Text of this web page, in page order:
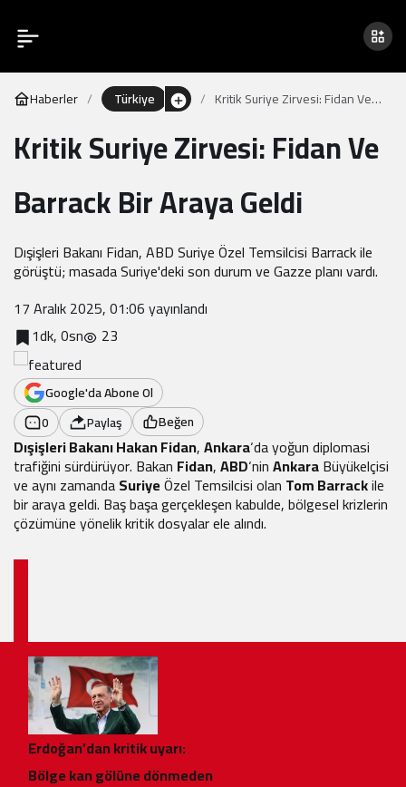
Haberler Türkiye
Kritik Suriye Zirvesi: Fidan Ve
Kritik Suriye Zirvesi: Fidan Ve
Barrack Bir Araya Geldi
Dışişleri Bakanı Fidan, ABD Suriye Özel Temsilcisi Barrack ile
görüştü; masada Suriye'deki son durum ve Gazze planı vardı.
17 Aralık 2025, 01:06yayınlandı
1dk, 0sn
23
Google'da Abone Ol
0
Paylaş Beğen
Dışişleri Bakanı Hakan Fidan,Ankara‘da yoğun diplomasi
trafiğini sürdürüyor. Bakan Fidan,ABD‘ninAnkaraBüyükelçisi
ve aynı zamandaSuriyeÖzel Temsilcisi olan Tom Barrackile
bir araya geldi. Baş başa gerçekleşen kabulde, bölgesel krizlerin
çözümüne yönelik kritik dosyalar ele alındı.
Erdoğan’dan kritik uyarı:
Bölge kan gölüne dönmeden